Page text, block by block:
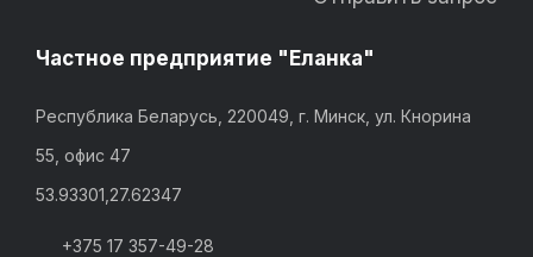
Частное предприятие "Еланка"
Республика Беларусь, 220049, г. Минск, ул. Кнорина
55, офис 47
53.93301,27.62347
+375 17 357-49-28